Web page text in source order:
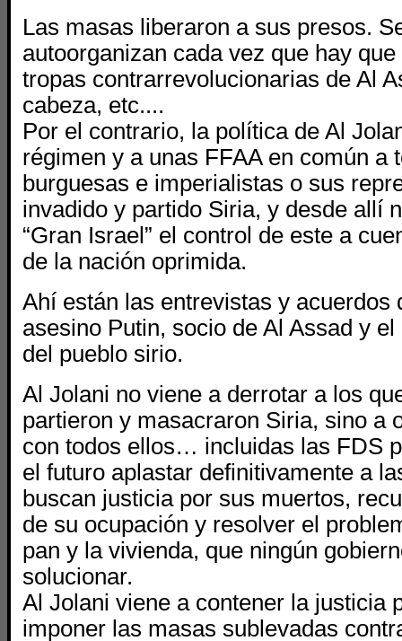
Las masas liberaron a sus presos.
autoorganizan cada vez que hay
tropas contrarrevolucionarias de Al
cabeza, etc....
Por el contrario, la política de Al
régimen y a unas FFAA en común a
burguesas e imperialistas o sus
invadido y partido Siria, y desde allí
“Gran Israel” el control de este a
de la nación oprimida.
Ahí están las entrevistas y acuerdos
asesino Putin, socio de Al Assad y
del pueblo sirio.
Al Jolani no viene a derrotar a los
partieron y masacraron Siria, sino a
con todos ellos… incluidas las FDS
el futuro aplastar definitivamente a
buscan justicia por sus muertos,
de su ocupación y resolver el
pan y la vivienda, que ningún
solucionar.
Al Jolani viene a contener la justicia
imponer las masas sublevadas